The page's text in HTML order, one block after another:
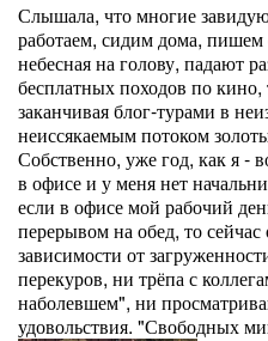
Слышала, что многие
работаем, сидим дома, пишем
небесная на голову, падают
бесплатных походов по кино,
заканчивая блог-турами в
неиссякаемым потоком
Собственно, уже год, как я -
в офисе и у меня нет
если в офисе мой рабочий
перерывом на обед, то
зависимости от
перекуров, ни трёпа с
наболевшем", ни
удовольствия. "Свободных